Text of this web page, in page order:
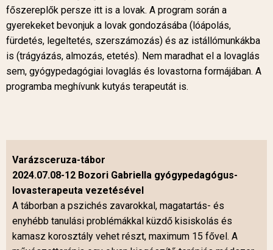
főszereplők persze itt is a lovak. A program során a
gyerekeket bevonjuk a lovak gondozásába (lóápolás,
fürdetés, legeltetés, szerszámozás) és az istállómunkákba
is (trágyázás, almozás, etetés). Nem maradhat el a lovaglás
sem, gyógypedagógiai lovaglás és lovastorna formájában. A
programba meghívunk kutyás terapeutát is.
Varázsceruza-tábor
2024.07.08-12 Bozori Gabriella gyógypedagógus-
lovasterapeuta vezetésével
A táborban a pszichés zavarokkal, magatartás- és
enyhébb tanulási problémákkal küzdő kisiskolás és
kamasz korosztály vehet részt, maximum 15 fővel. A